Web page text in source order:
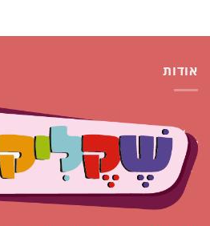
אודות